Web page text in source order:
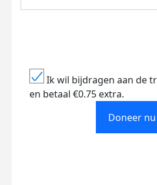
Ik wil bijdragen aan de
en betaal €0.75 extra.
Doneer nu